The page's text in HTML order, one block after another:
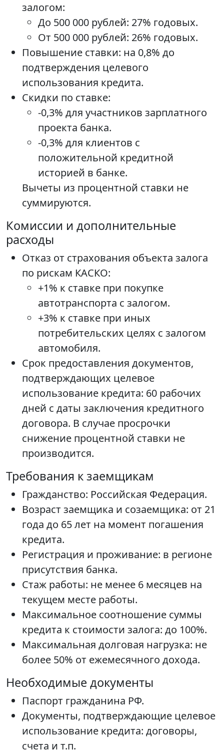
залогом:
До 500 000 рублей: 27% годовых.
От 500 000 рублей: 26% годовых.
Повышение ставки: на 0,8% до
подтверждения целевого
использования кредита.
Скидки по ставке:
-0,3% для участников зарплатного
проекта банка.
-0,3% для клиентов с
положительной кредитной
историей в банке.
Вычеты из процентной ставки не
суммируются.
Комиссии и дополнительные
расходы
Отказ от страхования объекта залога
по рискам КАСКО:
+1% к ставке при покупке
автотранспорта с залогом.
+3% к ставке при иных
потребительских целях с залогом
автомобиля.
Срок предоставления документов,
подтверждающих целевое
использование кредита: 60 рабочих
дней с даты заключения кредитного
договора. В случае просрочки
снижение процентной ставки не
производится.
Требования к заемщикам
Гражданство: Российская Федерация.
Возраст заемщика и созаемщика: от 21
года до 65 лет на момент погашения
кредита.
Регистрация и проживание: в регионе
присутствия банка.
Стаж работы: не менее 6 месяцев на
текущем месте работы.
Максимальное соотношение суммы
кредита к стоимости залога: до 100%.
Максимальная долговая нагрузка: не
более 50% от ежемесячного дохода.
Необходимые документы
Паспорт гражданина РФ.
Документы, подтверждающие целевое
использование кредита: договоры,
счета и т.п.